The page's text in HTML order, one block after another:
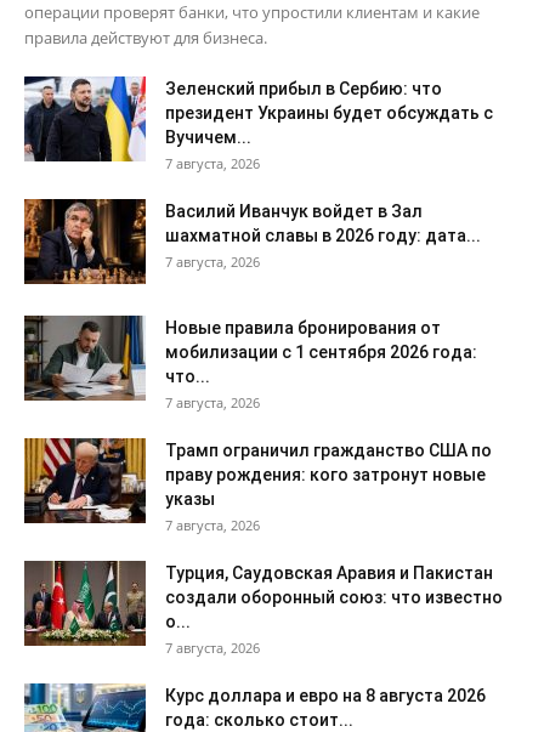
операции проверят банки, что упростили клиентам и какие
правила действуют для бизнеса.
Зеленский прибыл в Сербию: что
президент Украины будет обсуждать с
Вучичем...
7 августа, 2026
Василий Иванчук войдет в Зал
шахматной славы в 2026 году: дата...
7 августа, 2026
Новые правила бронирования от
мобилизации с 1 сентября 2026 года:
что...
7 августа, 2026
Трамп ограничил гражданство США по
праву рождения: кого затронут новые
указы
7 августа, 2026
Турция, Саудовская Аравия и Пакистан
создали оборонный союз: что известно
о...
7 августа, 2026
Курс доллара и евро на 8 августа 2026
года: сколько стоит...